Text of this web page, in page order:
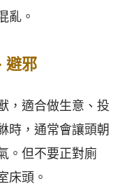
亂。
避邪
，適合做生意、投
時，通常會讓頭朝
。但不要正對廁
床頭。